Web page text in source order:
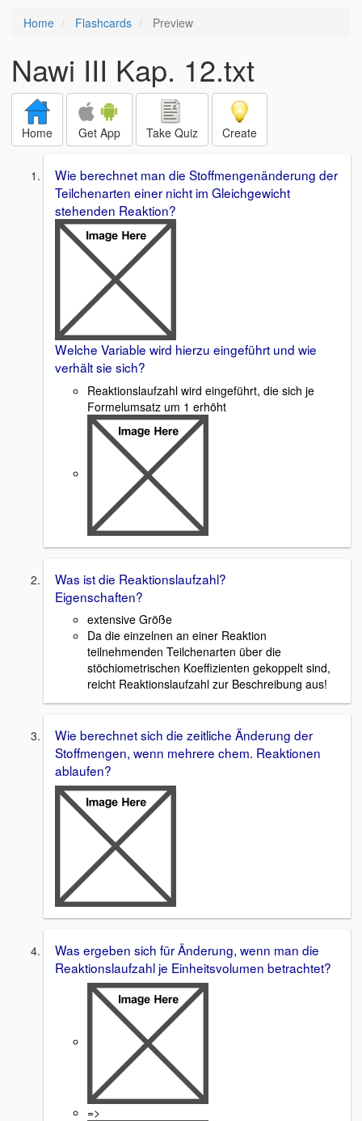
Home Flashcards Preview
Nawi III Kap. 12.txt
Home Get App Take Quiz Create
Wie berechnet man die Stoffmengenänderung der
Teilchenarten einer nicht im Gleichgewicht
stehenden Reaktion?
Welche Variable wird hierzu eingeführt und wie
verhält sie sich?
Reaktionslaufzahl wird eingeführt, die sich je
Formelumsatz um 1 erhöht
Was ist die Reaktionslaufzahl?
Eigenschaften?
extensive Größe
Da die einzelnen an einer Reaktion
teilnehmenden Teilchenarten über die
stöchiometrischen Koeffizienten gekoppelt sind,
reicht Reaktionslaufzahl zur Beschreibung aus!
Wie berechnet sich die zeitliche Änderung der
Stoffmengen, wenn mehrere chem. Reaktionen
ablaufen?
Was ergeben sich für Änderung, wenn man die
Reaktionslaufzahl je Einheitsvolumen betrachtet?
=>